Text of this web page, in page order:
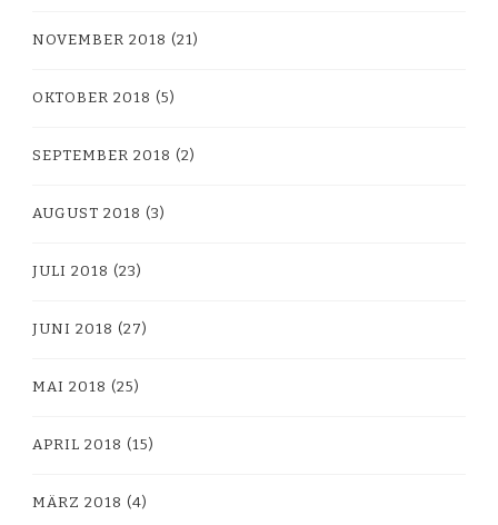
NOVEMBER 2018 (21)
OKTOBER 2018 (5)
SEPTEMBER 2018 (2)
AUGUST 2018 (3)
JULI 2018 (23)
JUNI 2018 (27)
MAI 2018 (25)
APRIL 2018 (15)
MÄRZ 2018 (4)